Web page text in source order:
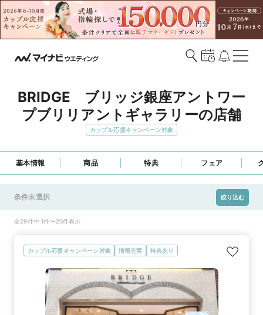
BRIDGE　ブリッジ銀座アントワー
プブリリアントギャラリーの店舗
カップル応援キャンペーン対象
基本情報 商品 特典 フェア
条件未選択 絞り込む
全29件中 1件〜20件表示
カップル応援キャンペーン対象 情報充実 特典あり